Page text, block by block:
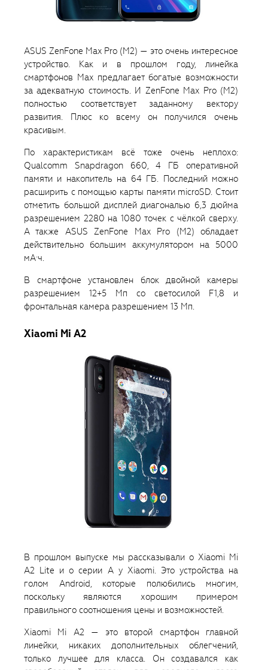
ASUS ZenFone Max Pro (M2) — это очень интересное
устройство. Как и в прошлом году, линейка
смартфонов Max предлагает богатые возможности
за адекватную стоимость. И ZenFone Max Pro (M2)
полностью соответствует заданному вектору
развития. Плюс ко всему он получился очень
красивым.
По характеристикам всё тоже очень неплохо:
Qualcomm Snapdragon 660, 4 ГБ оперативной
памяти и накопитель на 64 ГБ. Последний можно
расширить с помощью карты памяти microSD. Стоит
отметить большой дисплей диагональю 6,3 дюйма
разрешением 2280 на 1080 точек с чёлкой сверху.
А также ASUS ZenFone Max Pro (M2) обладает
действительно большим аккумулятором на 5000
мА·ч.
В смартфоне установлен блок двойной камеры
разрешением 12+5 Мп со светосилой F1,8 и
фронтальная камера разрешением 13 Мп.
Xiaomi Mi A2
В прошлом выпуске мы рассказывали о Xiaomi Mi
A2 Lite и о серии A у Xiaomi. Это устройства на
голом Android, которые полюбились многим,
поскольку являются хорошим примером
правильного соотношения цены и возможностей.
Xiaomi Mi A2 — это второй смартфон главной
линейки, никаких дополнительных облегчений,
только лучшее для класса. Он создавался как